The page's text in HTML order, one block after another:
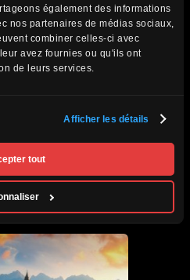
également des informations
nos partenaires de médias sociaux,
combiner celles-ci avec
avez fournies ou qu'ils ont
de leurs services.
Afficher les détails
tout